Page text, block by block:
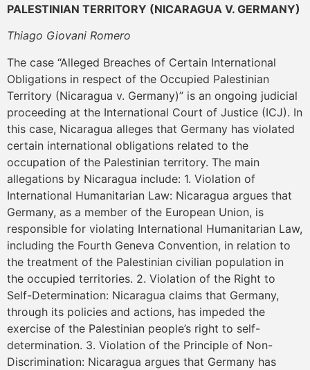
PALESTINIAN TERRITORY (NICARAGUA V. GERMANY)
Thiago Giovani Romero
The case “Alleged Breaches of Certain International
Obligations in respect of the Occupied Palestinian
Territory (Nicaragua v. Germany)” is an ongoing judicial
proceeding at the International Court of Justice (ICJ). In
this case, Nicaragua alleges that Germany has violated
certain international obligations related to the
occupation of the Palestinian territory. The main
allegations by Nicaragua include: 1. Violation of
International Humanitarian Law: Nicaragua argues that
Germany, as a member of the European Union, is
responsible for violating International Humanitarian Law,
including the Fourth Geneva Convention, in relation to
the treatment of the Palestinian civilian population in
the occupied territories. 2. Violation of the Right to
Self-Determination: Nicaragua claims that Germany,
through its policies and actions, has impeded the
exercise of the Palestinian people’s right to self-
determination. 3. Violation of the Principle of Non-
Discrimination: Nicaragua argues that Germany has